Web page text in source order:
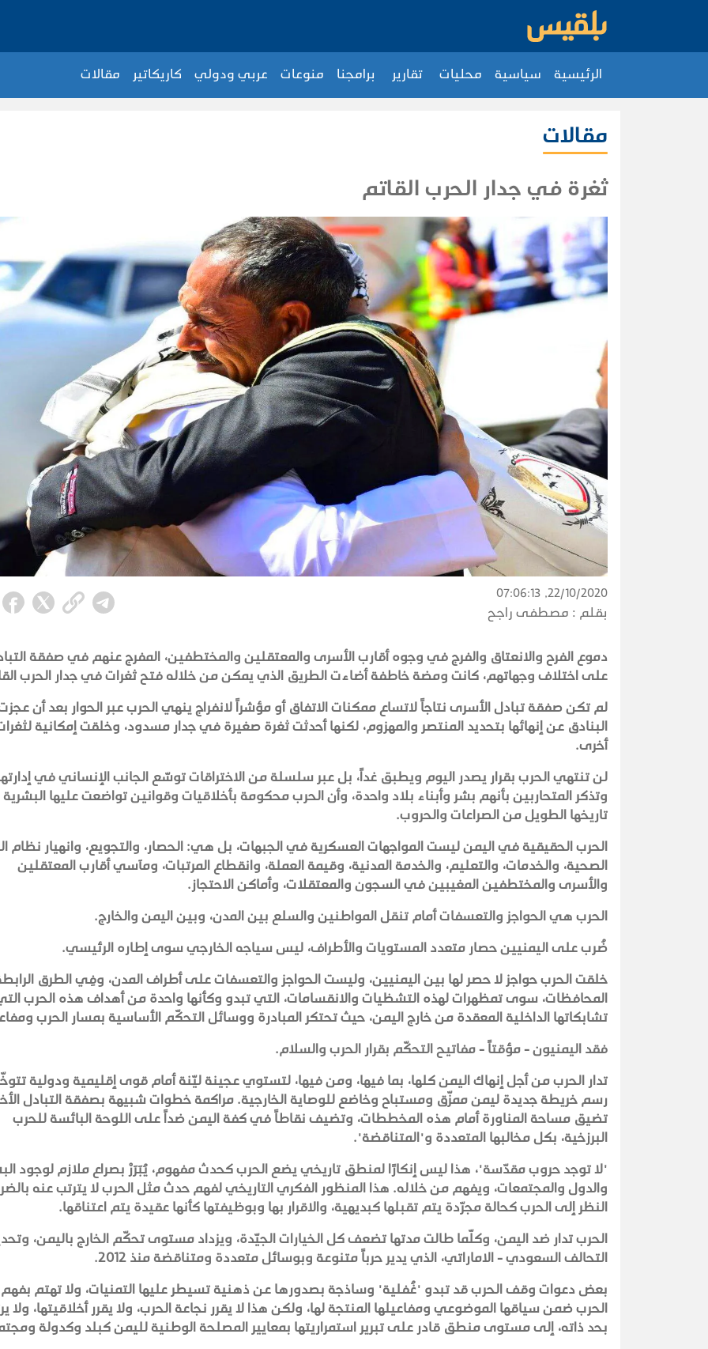
الرئيسية سياسية محليات تقارير برامجنا منوعات عربي ودولي كاريكاتير مقالات
مقالات
ثغرة في جدار الحرب القاتم
22/10/2020, 07:06:13
بقلم : مصطفى راجح
دموع الفرح والانعتاق والفرج في وجوه أقارب الأسرى والمعتقلين والمختطفين، المفرج عنهم في صفقة
على اختلاف وجهاتهم، كانت ومضة خاطفة أضاءت الطريق الذي يمكن من خلاله فتح ثغرات في جدار الحرب
لم تكن صفقة تبادل الأسرى نتاجاً لاتساع ممكنات الاتفاق أو مؤشراً لانفراج ينهي الحرب عبر الحوار بعد أن
البنادق عن إنهائها بتحديد المنتصر والمهزوم، لكنها أحدثت ثغرة صغيرة في جدار مسدود، وخلقت إمكانية
أخرى.
لن تنتهي الحرب بقرار يصدر اليوم ويطبق غداً، بل عبر سلسلة من الاختراقات توسّع الجانب الإنساني في
وتذكر المتحاربين بأنهم بشر وأبناء بلاد واحدة، وأن الحرب محكومة بأخلاقيات وقوانين تواضعت عليها البشرية
تاريخها الطويل من الصراعات والحروب.
الحرب الحقيقية في اليمن ليست المواجهات العسكرية في الجبهات، بل هي: الحصار، والتجويع، وانهيار نظام
الصحية، والخدمات، والتعليم، والخدمة المدنية، وقيمة العملة، وانقطاع المرتبات، ومآسي أقارب المعتقلين
والأسرى والمختطفين المغيبين في السجون والمعتقلات، وأماكن الاحتجاز.
الحرب هي الحواجز والتعسفات أمام تنقل المواطنين والسلع بين المدن، وبين اليمن والخارج.
ضُرب على اليمنيين حصار متعدد المستويات والأطراف، ليس سياجه الخارجي سوى إطاره الرئيسي.
خلقت الحرب حواجز لا حصر لها بين اليمنيين، وليست الحواجز والتعسفات على أطراف المدن، وفِي الطرق
المحافظات، سوى تمظهرات لهذه التشظيات والانقسامات، التي تبدو وكأنها واحدة من أهداف هذه الحرب التي
تشابكاتها الداخلية المعقدة من خارج اليمن، حيث تحتكر المبادرة ووسائل التحكّم الأساسية بمسار الحرب
فقد اليمنيون - مؤقتاً - مفاتيح التحكّم بقرار الحرب والسلام.
تدار الحرب من أجل إنهاك اليمن كلها، بما فيها، ومن فيها، لتستوي عجينة ليّنة أمام قوى إقليمية ودولية
رسم خريطة جديدة ليمن ممزّق ومستباح وخاضع للوصاية الخارجية. مراكمة خطوات شبيهة بصفقة التبادل
تضيق مساحة المناورة أمام هذه المخططات، وتضيف نقاطاً في كفة اليمن ضداً على اللوحة البائسة للحرب
البرزخية، بكل مخالبها المتعددة و"المتناقضة".
"لا توجد حروب مقدّسة"، هذا ليس إنكارًا لمنطق تاريخي يضع الحرب كحدث مفهوم، يُبَرَرْ بصراع ملازم لوجود
والدول والمجتمعات، ويفهم من خلاله. هذا المنظور الفكري التاريخي لفهم حدث مثل الحرب لا يترتب عنه
النظر إلى الحرب كحالة مجرّدة يتم تقبلها كبديهية، والاقرار بها وبوظيفتها كأنها عقيدة يتم اعتناقها.
الحرب تدار ضد اليمن، وكلّما طالت مدتها تضعف كل الخيارات الجيّدة، ويزداد مستوى تحكّم الخارج باليمن،
التحالف السعودي - الاماراتي، الذي يدير حرباً متنوعة وبوسائل متعددة ومتناقضة منذ 2012.
بعض دعوات وقف الحرب قد تبدو "غُفلية" وساذجة بصدورها عن ذهنية تسيطر عليها التمنيات، ولا تهتم بفهم
الحرب ضمن سياقها الموضوعي ومفاعيلها المنتجة لها، ولكن هذا لا يقرر نجاعة الحرب، ولا يقرر أخلاقيتها، ولا
بحد ذاته، إلى مستوى منطق قادر على تبرير استمراريتها بمعايير المصلحة الوطنية لليمن كبلد وكدولة